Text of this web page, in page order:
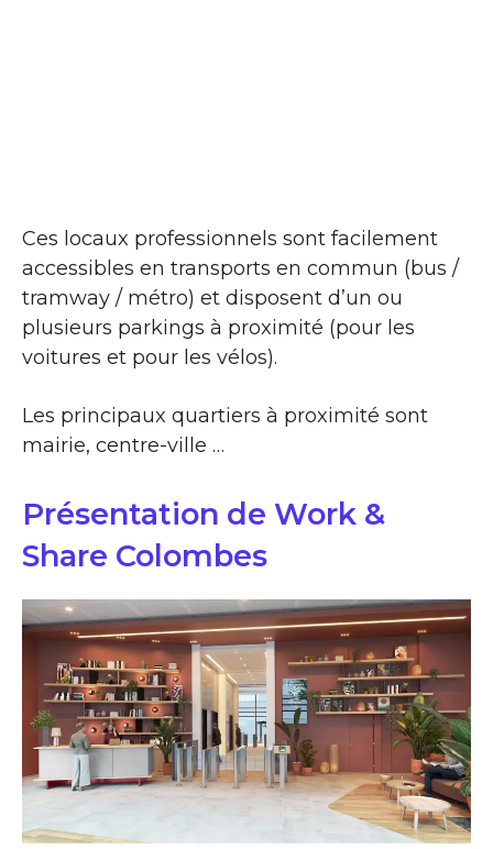
Ces locaux professionnels sont facilement
accessibles en transports en commun (bus /
tramway / métro) et disposent d’un ou
plusieurs parkings à proximité (pour les
voitures et pour les vélos).
Les principaux quartiers à proximité sont
mairie, centre-ville …
Présentation de Work &
Share Colombes